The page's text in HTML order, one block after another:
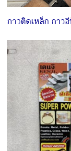
กาวติดเหล็ก กาว